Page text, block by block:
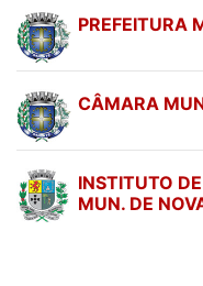
PREFEITURA
CÂMARA
INSTITUTO
MUN. DE